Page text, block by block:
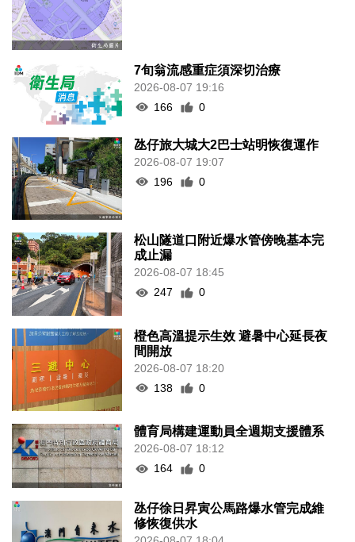
7旬翁流感重症須深切治療
2026-08-07 19:16
166
0
氹仔旅大城大2巴士站明恢復運作
2026-08-07 19:07
196
0
松山隧道口附近爆水管傍晚基本完
成止漏
2026-08-07 18:45
247
0
橙色高溫提示生效 避暑中心延長夜
間開放
2026-08-07 18:20
138
0
體育局構建運動員全週期支援體系
2026-08-07 18:12
164
0
氹仔徐日昇寅公馬路爆水管完成維
修恢復供水